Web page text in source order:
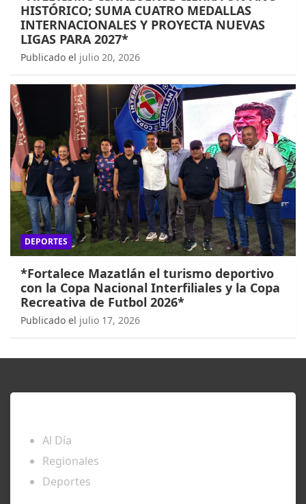
HISTÓRICO; SUMA CUATRO MEDALLAS
INTERNACIONALES Y PROYECTA NUEVAS
LIGAS PARA 2027*
Publicado el julio 20, 2026
DEPORTES
*Fortalece Mazatlán el turismo deportivo
con la Copa Nacional Interfiliales y la Copa
Recreativa de Futbol 2026*
Publicado el julio 17, 2026
Al Día
Regionales
Deportes